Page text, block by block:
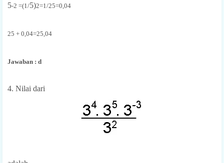
5-2 =(1/5)2=1/25=0,04
25 + 0,04=25,04
Jawaban : d
4. Nilai dari